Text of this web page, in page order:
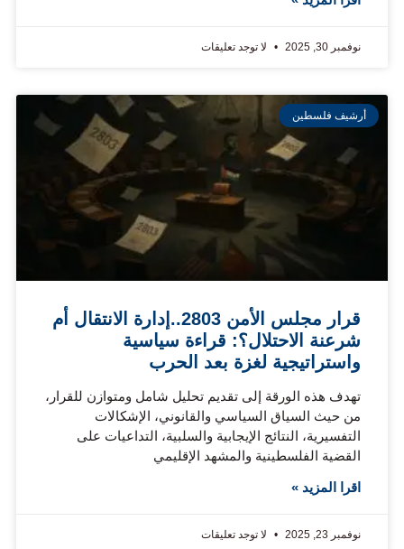
نوفمبر 30, 2025 لا توجد تعليقات
أرشيف فلسطين
قرار مجلس الأمن 2803..إدارة الانتقال أم
شرعنة الاحتلال؟: قراءة سياسية
واستراتيجية لغزة بعد الحرب
تهدف هذه الورقة إلى تقديم تحليل شامل ومتوازن للقرار،
من حيث السياق السياسي والقانوني، الإشكالات
التفسيرية، النتائج الإيجابية والسلبية، التداعيات على
القضية الفلسطينية والمشهد الإقليمي
اقرا المزيد »
نوفمبر 23, 2025 لا توجد تعليقات